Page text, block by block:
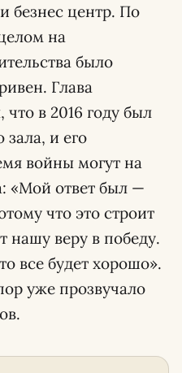
безнес центр. По
на
было
Глава
что в 2016 году был
зала, и его
войны могут на
«Мой ответ был —
что это строит
нашу веру в победу.
все будет хорошо».
уже прозвучало